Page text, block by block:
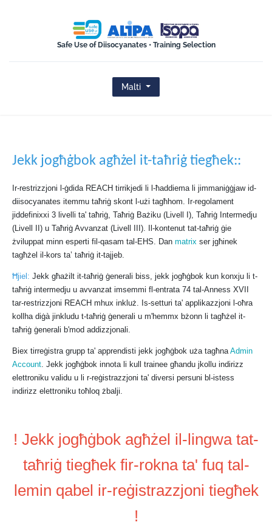
ISOPA-AISBL
Safe Use of Diisocyanates • Training Selection
Malti
Jekk jogħġbok agħżel it-taħriġ tiegħek::
Ir-restrizzjoni l-ġdida REACH tirrikjedi li l-ħaddiema li jimmaniġġjaw id-
diisocyanates itemmu taħriġ skont l-użi tagħhom. Ir-regolament
jiddefinixxi 3 livelli ta' taħriġ, Taħriġ Bażiku (Livell I), Taħriġ Intermedju
(Livell II) u Taħriġ Avvanzat (Livell III). Il-kontenut tat-taħriġ ġie
żviluppat minn esperti fil-qasam tal-EHS. Dan matrix ser jgħinek
tagħżel il-kors ta’ taħriġ it-tajjeb.
Ħjiel: Jekk għażilt it-taħriġ ġenerali biss, jekk jogħġbok kun konxju li t-
taħriġ intermedju u avvanzat imsemmi fl-entrata 74 tal-Anness XVII
tar-restrizzjoni REACH mhux inkluż. Is-setturi ta' applikazzjoni l-oħra
kollha diġà jinkludu t-taħriġ ġenerali u m'hemmx bżonn li tagħżel it-
taħriġ ġenerali b'mod addizzjonali.
Biex tirreġistra grupp ta' apprendisti jekk jogħġbok uża tagħnaAdmin
Account. Jekk jogħġbok innota li kull trainee għandu jkollu indirizz
elettroniku validu u li r-reġistrazzjoni ta' diversi persuni bl-istess
indirizz elettroniku toħloq żbalji.
! Jekk jogħġbok agħżel il-lingwa tat-
taħriġ tiegħek fir-rokna ta' fuq tal-
lemin qabel ir-reġistrazzjoni tiegħek
!